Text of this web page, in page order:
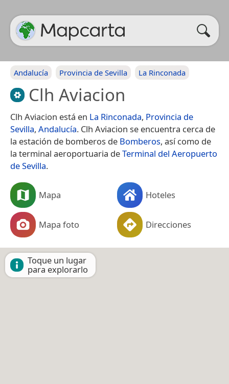
Andalucía Provincia de Sevilla La Rinconada
Clh Aviacion
Clh Aviacion está en La Rinconada, Provincia de
Sevilla, Andalucía. Clh Aviacion se encuentra cerca de
la estación de bomberos de Bomberos, así como de
la terminal aeroportuaria deTerminal del Aeropuerto
de Sevilla.
Mapa Hoteles
Mapa foto Direcciones
Toque un lugar
para explorarlo